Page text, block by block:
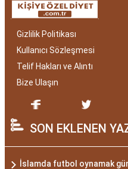
Gizlilik Politikası
Kullanıcı Sözleşmesi
Telif Hakları ve Alıntı
Bize Ulaşın
SON EKLENEN
İslamda futbol oynamak